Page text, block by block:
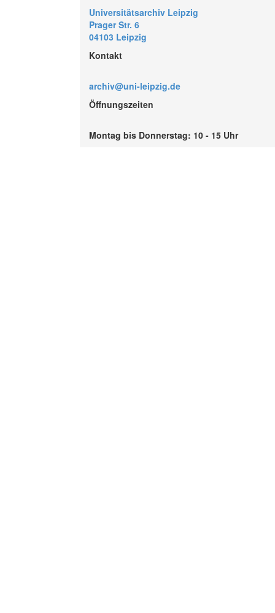
Universitätsarchiv Leipzig
Prager Str. 6
04103 Leipzig
Kontakt
archiv@uni-leipzig.de
Öffnungszeiten
Montag bis Donnerstag: 10 - 15 Uhr